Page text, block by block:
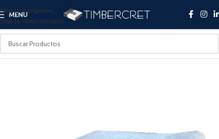
Skip to navigation
Skip to main content
MENU